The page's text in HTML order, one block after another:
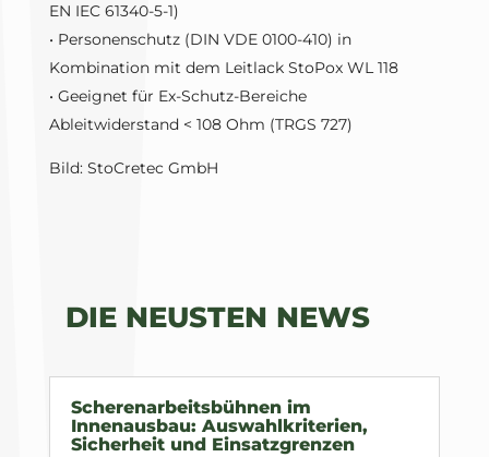
EN IEC 61340-5-1)
• Personenschutz (DIN VDE 0100-410) in
Kombination mit dem Leitlack StoPox WL 118
• Geeignet für Ex-Schutz-Bereiche
Ableitwiderstand < 108 Ohm (TRGS 727)
Bild: StoCretec GmbH
DIE NEUSTEN NEWS
Scherenarbeitsbühnen im
Innenausbau: Auswahlkriterien,
Sicherheit und Einsatzgrenzen